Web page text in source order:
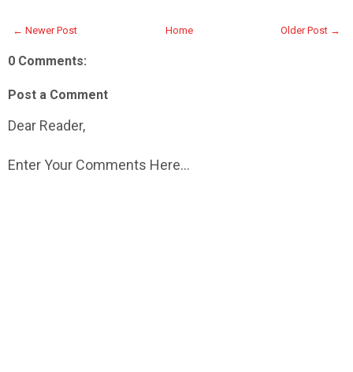
← Newer Post Older Post →
Home
0 Comments:
Post a Comment
Dear Reader,
Enter Your Comments Here...